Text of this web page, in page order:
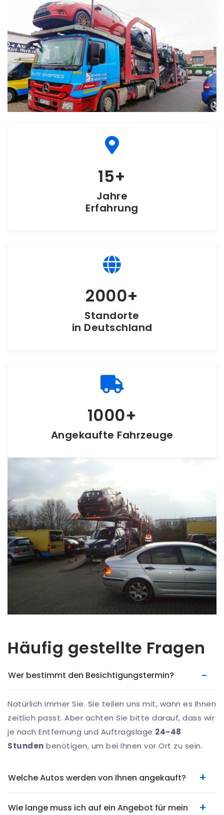
15
Jahre
Erfahrung
2000
Standorte
in Deutschland
1000
Angekaufte Fahrzeuge
Häufig gestellte Fragen
Wer bestimmt den Besichtigungstermin?
Natürlich immer Sie. Sie teilen uns mit, wann es Ihnen
zeitlich passt. Aber achten Sie bitte darauf, dass wir
je nach Entfernung und Auftragslage 24-48
Stunden benötigen, um bei Ihnen vor Ort zu sein.
Welche Autos werden von Ihnen angekauft?
Wie lange muss ich auf ein Angebot für mein